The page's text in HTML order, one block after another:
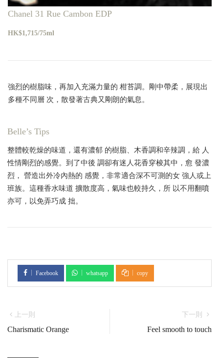
Chanel 31 Rue Cambon EDP
HK$1,715/75ml
強烈的樹脂味，再加入充滿力量的 柑苔調。剛中帶柔，展現出
多種不同層 次，散發著古典又剛朗的氣息。
Belle’s Tips
整體較乾燥的味道，還有濃郁 的樹脂、木香調和辛辣調，給 人
性情剛烈的感覺。到了中後 調卻有迷人花香穿梭其中，愈 發濃
烈， 營造出外冷內熱的 感覺，非常適合深不可測的女 強人或上
班族。這種香水味道 擴散度高，氣味也較持久，所 以不用翻噴
亦可，以免弄巧成 拙。
Facebook whatsapp copy
上一則
Charismatic Orange
下一則
Feel smooth to touch